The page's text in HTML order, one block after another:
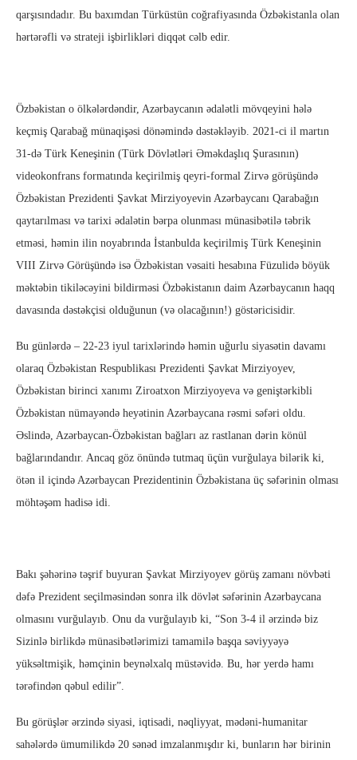
qarşısındadır. Bu baxımdan Türküstün coğrafiyasında Özbəkistanla olan
hərtərəfli və strateji işbirlikləri diqqət cəlb edir.
Özbəkistan o ölkələrdəndir, Azərbaycanın ədalətli mövqeyini hələ
keçmiş Qarabağ münaqişəsi dönəmində dəstəkləyib. 2021-ci il martın
31-də Türk Keneşinin (Türk Dövlətləri Əməkdaşlıq Şurasının)
videokonfrans formatında keçirilmiş qeyri-formal Zirvə görüşündə
Özbəkistan Prezidenti Şavkat Mirziyoyevin Azərbaycanı Qarabağın
qaytarılması və tarixi ədalətin bərpa olunması münasibətilə təbrik
etməsi, həmin ilin noyabrında İstanbulda keçirilmiş Türk Keneşinin
VIII Zirvə Görüşündə isə Özbəkistan vəsaiti hesabına Füzulidə böyük
məktəbin tikiləcəyini bildirməsi Özbəkistanın daim Azərbaycanın haqq
davasında dəstəkçisi olduğunun (və olacağının!) göstəricisidir.
Bu günlərdə – 22-23 iyul tarixlərində həmin uğurlu siyasətin davamı
olaraq Özbəkistan Respublikası Prezidenti Şavkat Mirziyoyev,
Özbəkistan birinci xanımı Ziroatxon Mirziyoyeva və geniştərkibli
Özbəkistan nümayəndə heyətinin Azərbaycana rəsmi səfəri oldu.
Əslində, Azərbaycan-Özbəkistan bağları az rastlanan dərin könül
bağlarındandır. Ancaq göz önündə tutmaq üçün vurğulaya bilərik ki,
ötən il içində Azərbaycan Prezidentinin Özbəkistana üç səfərinin olması
möhtəşəm hadisə idi.
Bakı şəhərinə təşrif buyuran Şavkat Mirziyoyev görüş zamanı növbəti
dəfə Prezident seçilməsindən sonra ilk dövlət səfərinin Azərbaycana
olmasını vurğulayıb. Onu da vurğulayıb ki, “Son 3-4 il ərzində biz
Sizinlə birlikdə münasibətlərimizi tamamilə başqa səviyyəyə
yüksəltmişik, həmçinin beynəlxalq müstəvidə. Bu, hər yerdə hamı
tərəfindən qəbul edilir”.
Bu görüşlər ərzində siyasi, iqtisadi, nəqliyyat, mədəni-humanitar
sahələrdə ümumilikdə 20 sənəd imzalanmışdır ki, bunların hər birinin